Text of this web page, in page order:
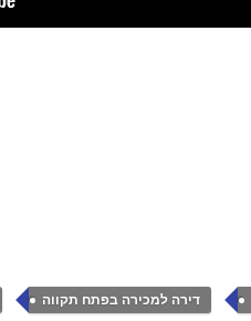
, דירה למכירה בפתח תקווה ,